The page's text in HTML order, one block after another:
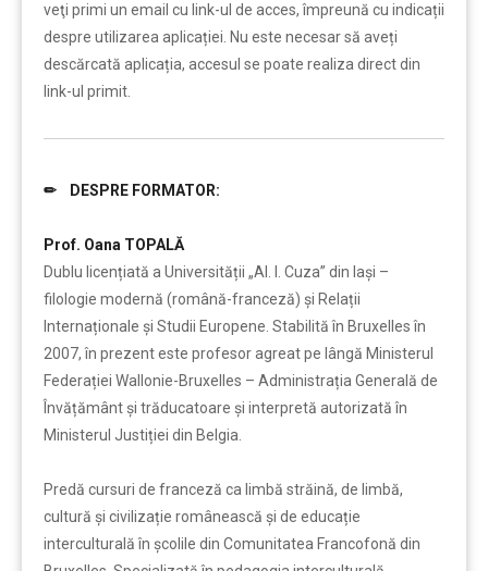
veţi primi un email cu link-ul de acces, împreună cu indicații
despre utilizarea aplicației. Nu este necesar să aveți
descărcată aplicația, accesul se poate realiza direct din
link-ul primit.
✏ DESPRE FORMATOR:
Prof. Oana TOPALĂ
Dublu licențiată a Universității „Al. I. Cuza” din Iași –
filologie modernă (română-franceză) și Relații
Internaționale și Studii Europene. Stabilită în Bruxelles în
2007, în prezent este profesor agreat pe lângă Ministerul
Federației Wallonie-Bruxelles – Administrația Generală de
Învățământ și trăducatoare și interpretă autorizată în
Ministerul Justiției din Belgia.
Predă cursuri de franceză ca limbă străină, de limbă,
cultură și civilizație românească și de educație
interculturală în școlile din Comunitatea Francofonă din